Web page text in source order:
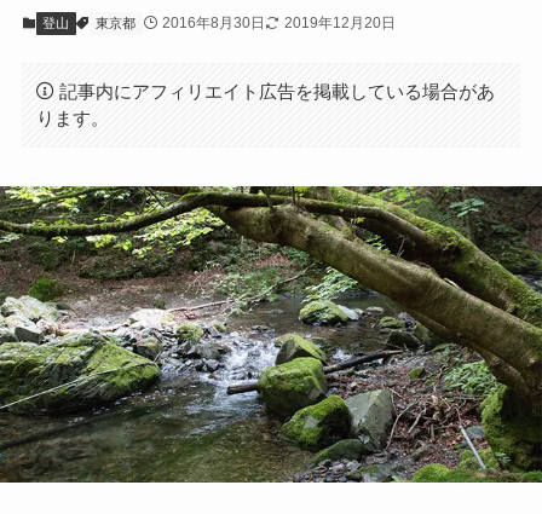
登山 東京都 2016年8月30日 2019年12月20日
記事内にアフィリエイト広告を掲載している場合があ
ります。